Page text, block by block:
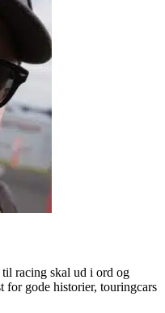
racing skal ud i ord og
for gode historier, touringcars